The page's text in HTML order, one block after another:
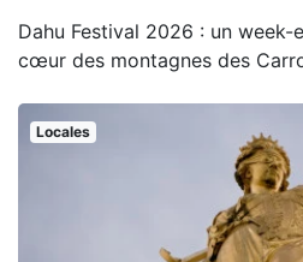
Dahu Festival 2026 : un
cœur des montagnes des
Locales